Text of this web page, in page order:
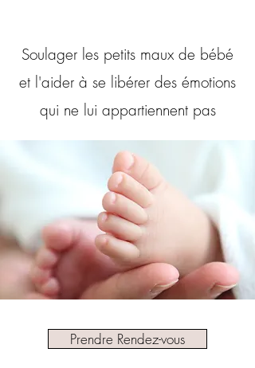
Soulager les petits maux de bébé
et l'aider à se libérer des émotions
qui ne lui appartiennent pas
Prendre Rendez-vous